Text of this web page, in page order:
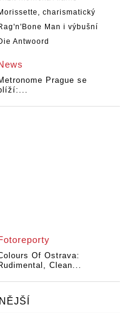
Prague se
Of Ostrava:
Clean...